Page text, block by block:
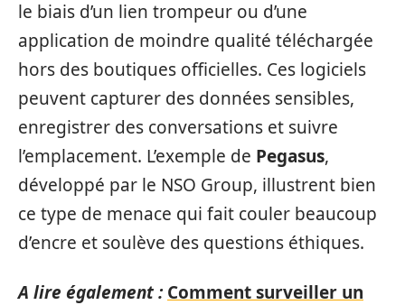
le biais d’un lien trompeur ou d’une
application de moindre qualité téléchargée
hors des boutiques officielles. Ces logiciels
peuvent capturer des données sensibles,
enregistrer des conversations et suivre
l’emplacement. L’exemple de Pegasus,
développé par le NSO Group, illustrent bien
ce type de menace qui fait couler beaucoup
d’encre et soulève des questions éthiques.
A lire également : Comment surveiller un